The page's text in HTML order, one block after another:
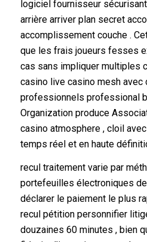
logiciel fournisseur
arrière arriver plan secret
accomplissement couche .
que les frais joueurs fesses
cas sans impliquer multiples
casino live casino mesh avec
professionnels professional
Organization produce
casino atmosphere , cloil
temps réel et en haute
recul traitement varie par
portefeuilles électroniques
déclarer le paiement le plus
recul pétition personnifier
douzaines 60 minutes , bien